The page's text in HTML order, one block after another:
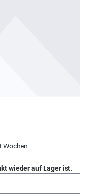
Wochen
wieder auf Lager ist.